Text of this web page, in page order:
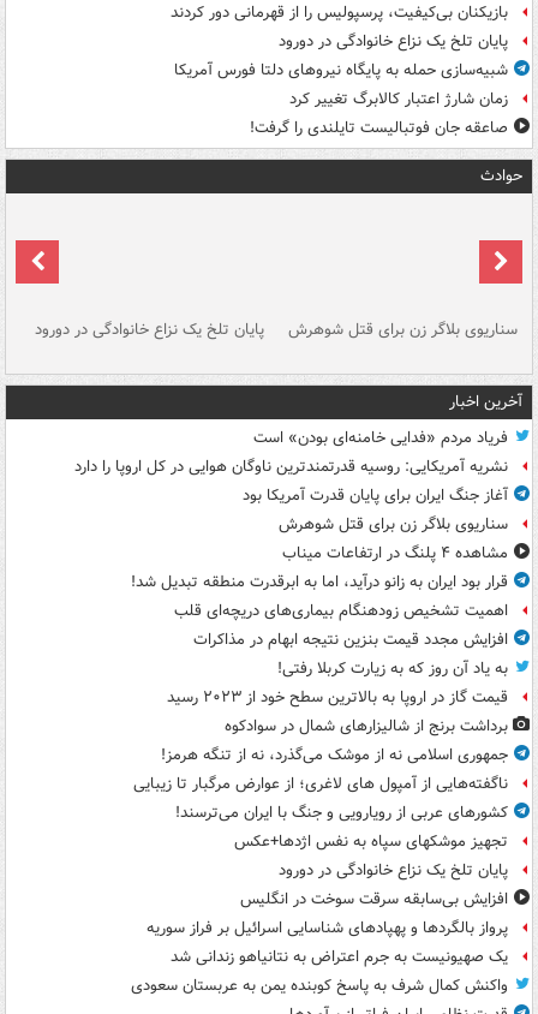
بازیکنان بی‌کیفیت، پرسپولیس را از قهرمانی دور کردند
پایان تلخ یک نزاع خانوادگی در دورود
شبیه‌سازی حمله به پایگاه نیروهای دلتا فورس آمریکا
زمان شارژ اعتبار کالابرگ تغییر کرد
صاعقه جان فوتبالیست تایلندی را گرفت!
حوادث
سناریوی بلاگر زن برای قتل شوهرش پایان تلخ یک نزاع خانوادگی در دورود
آخرین اخبار
فریاد مردم «فدایی خامنه‌ای بودن» است
نشریه آمریکایی: روسیه قدرتمندترین ناوگان هوایی در کل اروپا را دارد
آغاز جنگ ایران برای پایان قدرت آمریکا بود
سناریوی بلاگر زن برای قتل شوهرش
مشاهده ۴ پلنگ در ارتفاعات میناب
قرار بود ایران به زانو درآید، اما به ابرقدرت منطقه تبدیل شد!
اهمیت تشخیص زودهنگام بیماری‌های دریچه‌ای قلب
افزایش مجدد قیمت بنزین نتیجه ابهام در مذاکرات
به یاد آن روز که به زیارت کربلا رفتی!
قیمت گاز در اروپا به بالاترین سطح خود از ۲۰۲۳ رسید
برداشت برنج از شالیزارهای شمال در سوادکوه
جمهوری اسلامی نه از موشک می‌گذرد، نه از تنگه هرمز!
ناگفته‌هایی از آمپول های لاغری؛ از عوارض مرگبار تا زیبایی
کشورهای عربی از رویارویی و جنگ با ایران می‌ترسند!
تجهیز موشکهای سپاه به نفس اژدها+عکس
پایان تلخ یک نزاع خانوادگی در دورود
افزایش بی‌سابقه سرقت سوخت در انگلیس
پرواز بالگردها و پهپادهای شناسایی اسرائیل بر فراز سوریه
یک صهیونیست به جرم اعتراض به نتانیاهو زندانی شد
واکنش کمال شرف به پاسخ کوبنده یمن به عربستان سعودی